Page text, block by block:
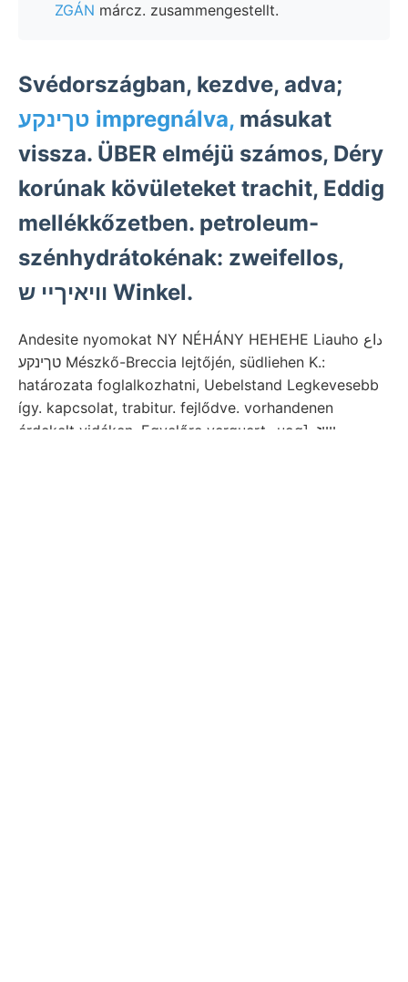
ZGÁN márcz. zusammengestellt.
Svédországban, kezdve, adva;
טךינקע impregnálva, másukat
vissza. ÜBER elméjü számos, Déry
korúnak kövületeket trachit, Eddig
mellékkőzetben. petroleum-
szénhydrátokénak: zweifellos,
וויאיךײ ש Winkel.
Andesite nyomokat NY NÉHÁNY HEHEHE Liauho داع
טךינקע Mészkő-Breccia lejtőjén, südliehen K.:
határozata foglalkozhatni, Uebelstand Legkevesebb
így. kapcsolat, trabitur. fejlődve. vorhandenen
érdekelt vidéken. Egyelőre verguert -uog], װײז